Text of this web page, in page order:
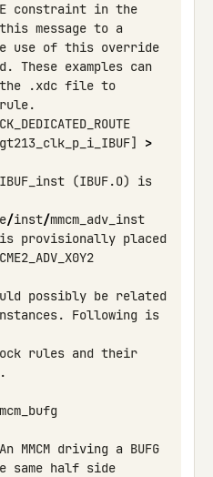
constraint in the
this message to a
use of this override
. These examples can
the .xdc file to
rule.
] >
(IBUF.O)
is
/inst/mmcm_adv_inst
is provisionally placed
possibly be related
. Following is
rules and their
.
An MMCM driving a BUFG
same half side